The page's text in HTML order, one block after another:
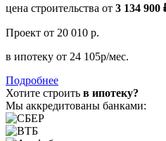
цена строительства от 3 134 900
Проект от 20 010 р.
в ипотеку от 24 105р/мес.
Подробнее
Хотите строить в ипотеку?
Мы аккредитованы банками: